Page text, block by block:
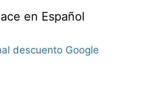
en Español
descuento Google